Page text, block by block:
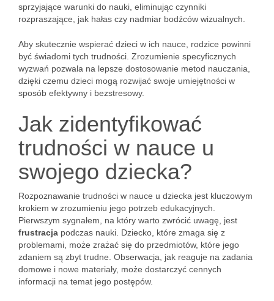
sprzyjające warunki do nauki, eliminując czynniki
rozpraszające, jak hałas czy nadmiar bodźców wizualnych.
Aby skutecznie wspierać dzieci w ich nauce, rodzice powinni
być świadomi tych trudności. Zrozumienie specyficznych
wyzwań pozwala na lepsze dostosowanie metod nauczania,
dzięki czemu dzieci mogą rozwijać swoje umiejętności w
sposób efektywny i bezstresowy.
Jak zidentyfikować
trudności w nauce u
swojego dziecka?
Rozpoznawanie trudności w nauce u dziecka jest kluczowym
krokiem w zrozumieniu jego potrzeb edukacyjnych.
Pierwszym sygnałem, na który warto zwrócić uwagę, jest
frustracja podczas nauki. Dziecko, które zmaga się z
problemami, może zrażać się do przedmiotów, które jego
zdaniem są zbyt trudne. Obserwacja, jak reaguje na zadania
domowe i nowe materiały, może dostarczyć cennych
informacji na temat jego postępów.